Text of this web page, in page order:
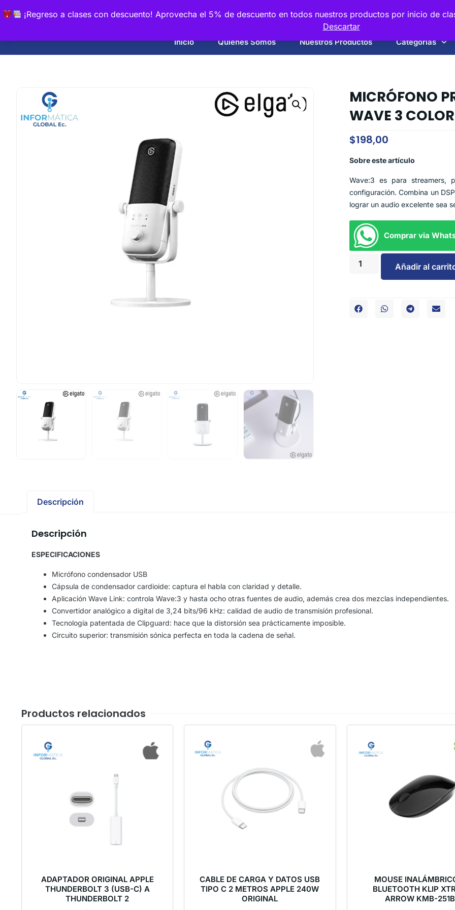
¡Regreso a clases con descuento! Aprovecha el 5% de descuento en todos nuestros productos por inicio de
Descartar
Inicio Quiénes Somos Nuestros Productos Categorias
MICRÓFONO
WAVE 3
$198,00
Sobre este artículo
Wave:3 es para streamers,
configuración. Combina un
lograr un audio excelente sea
Comprar via
Añadir al
Descripción
Descripción
ESPECIFICACIONES
Micrófono condensador USB
Cápsula de condensador cardioide: captura el habla con claridad y detalle.
Aplicación Wave Link: controla Wave:3 y hasta ocho otras fuentes de audio, además crea dos mezclas independientes.
Convertidor analógico a digital de 3,24 bits/96 kHz: calidad de audio de transmisión profesional.
Tecnología patentada de Clipguard: hace que la distorsión sea prácticamente imposible.
Circuito superior: transmisión sónica perfecta en toda la cadena de señal.
Productos relacionados
ADAPTADOR ORIGINAL APPLE
THUNDERBOLT 3 (USB-C) A
THUNDERBOLT 2
CABLE DE CARGA Y DATOS USB
TIPO C 2 METROS APPLE 240W
ORIGINAL
MOUSE
BLUETOOTH KLIP
ARROW KMB-